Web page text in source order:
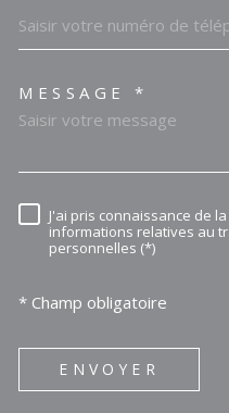
MESSAGE *
J'ai pris connaissance de
informations relatives au
personnelles (*)
* Champ obligatoire
ENVOYER